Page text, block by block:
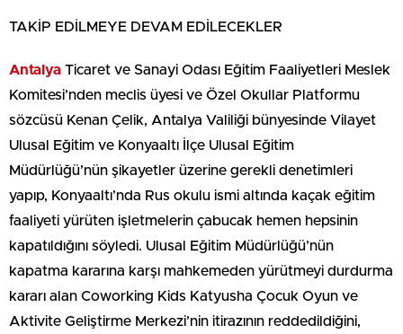
TAKİP EDİLMEYE DEVAM EDİLECEKLER
Antalya Ticaret ve Sanayi Odası Eğitim Faaliyetleri Meslek
Komitesi’nden meclis üyesi ve Özel Okullar Platformu
sözcüsü Kenan Çelik, Antalya Valiliği bünyesinde Vilayet
Ulusal Eğitim ve Konyaaltı İlçe Ulusal Eğitim
Müdürlüğü’nün şikayetler üzerine gerekli denetimleri
yapıp, Konyaaltı’nda Rus okulu ismi altında kaçak eğitim
faaliyeti yürüten işletmelerin çabucak hemen hepsinin
kapatıldığını söyledi. Ulusal Eğitim Müdürlüğü’nün
kapatma kararına karşı mahkemeden yürütmeyi durdurma
kararı alan Coworking Kids Katyusha Çocuk Oyun ve
Aktivite Geliştirme Merkezi’nin itirazının reddedildiğini,